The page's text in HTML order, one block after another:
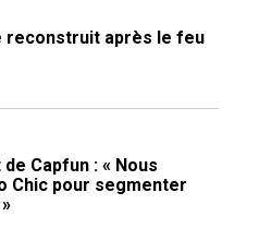
reconstruit après le feu
Capfun : « Nous
Chic pour segmenter